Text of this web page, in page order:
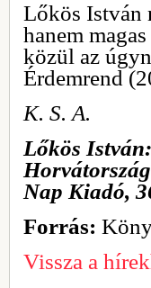
Lőkös István
hanem
közül az
Érdemrend
K. S. A.
Lőkös
Nap Kiadó,
Forrás:
Vissza a